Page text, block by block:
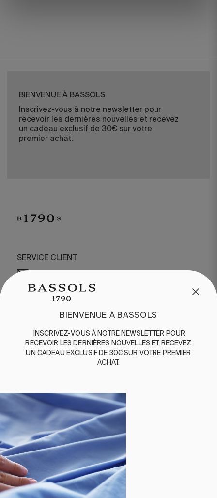
BIENVENUE À BASSOLS
Inscrivez-vous à notre newsletter pour
recevoir les dernières nouvelles et recevez
un cadeau exclusif de 30€ sur votre
premier achat.
BASSOLS
SERVICE CLIENT
QUESTIONS FRÉQUENTES
EXPÉDITION ET RETOURS
ESPAÑOL / FRANÇAIS
©2026 COPYRIGHT © 2013-PRESENT MAGENTO, INC. ALL
RIGHTS RESERVED.
TERMES ET CONDITIONS POLITIQUE DE CONFIDENTIALITÉ
SUIVEZ-NOUS
BIENVENUE À BASSOLS
INSCRIVEZ-VOUS À NOTRE NEWSLETTER POUR
RECEVOIR LES DERNIÈRES NOUVELLES ET RECEVEZ
UN CADEAU EXCLUSIF DE 30€SUR VOTRE PREMIER
ACHAT.